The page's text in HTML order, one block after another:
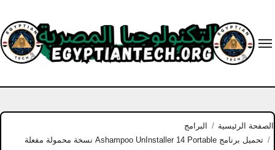
content
الصفحة الرئيسية
البرامج
تحميل برنامج Ashampoo UnInstaller 14 Portable نسخة محمولة مفعلة